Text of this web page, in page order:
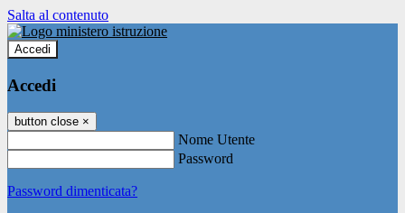
Salta al contenuto
Accedi
Accedi
button close ×
Nome Utente
Password
Password dimenticata?